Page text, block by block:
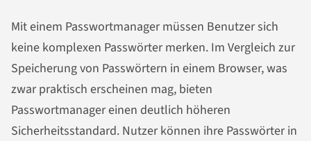
Mit einem Passwortmanager müssen Benutzer sich
keine komplexen Passwörter merken. Im Vergleich zur
Speicherung von Passwörtern in einem Browser, was
zwar praktisch erscheinen mag, bieten
Passwortmanager einen deutlich höheren
Sicherheitsstandard. Nutzer können ihre Passwörter in